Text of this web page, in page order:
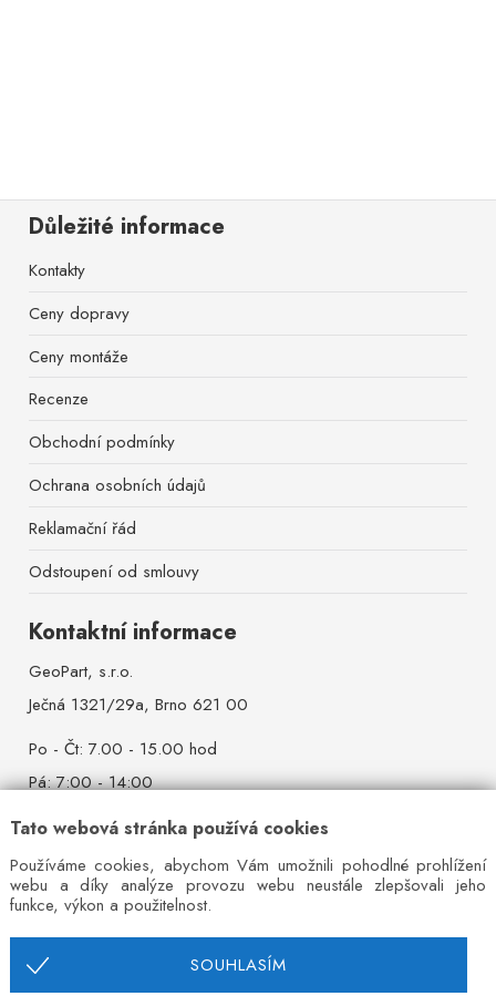
Tato webová stránka používá cookies
Používáme cookies, abychom Vám umožnili pohodlné prohlížení
webu a díky analýze provozu webu neustále zlepšovali jeho
funkce, výkon a použitelnost.
SOUHLASÍM
Důležité informace
Kontakty
Ceny dopravy
Ceny montáže
Recenze
Obchodní podmínky
Ochrana osobních údajů
Reklamační řád
Odstoupení od smlouvy
Kontaktní informace
GeoPart, s.r.o.
Ječná 1321/29a, Brno 621 00
Po - Čt: 7.00 - 15.00 hod
Pá: 7:00 - 14:00
So - Ne: zavřeno
Mobil:+420 777 642 384
Pevná linka: +420 544 527 521
IČ: 26215004, DIČ: CZ26215004